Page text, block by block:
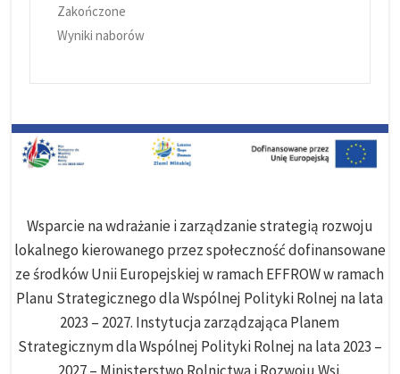
Zakończone
Wyniki naborów
Wsparcie na wdrażanie i zarządzanie strategią rozwoju
lokalnego kierowanego przez społeczność dofinansowane
ze środków Unii Europejskiej w ramach EFFROW w ramach
Planu Strategicznego dla Wspólnej Polityki Rolnej na lata
2023 – 2027. Instytucja zarządzająca Planem
Strategicznym dla Wspólnej Polityki Rolnej na lata 2023 –